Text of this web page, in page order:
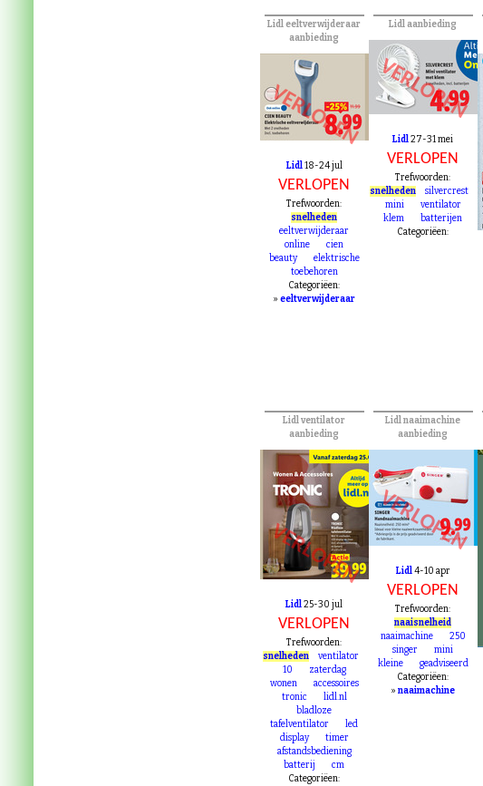
Lidl eeltverwijderaar
aanbieding
VERLOPEN
Lidl18-24 jul
VERLOPEN
Trefwoorden:
snelheden
eeltverwijderaar
online
cien
beauty
elektrische
toebehoren
Categoriëen:
»eeltverwijderaar
Lidl aanbieding
VERLOPEN
Lidl27-31 mei
VERLOPEN
Trefwoorden:
snelheden
silvercrest
mini
ventilator
klem
batterijen
Categoriëen:
Lidl ventilator
aanbieding
VERLOPEN
Lidl25-30 jul
VERLOPEN
Trefwoorden:
snelheden
ventilator
10
zaterdag
wonen
accessoires
tronic
lidl.nl
bladloze
tafelventilator
led
display
timer
afstandsbediening
batterij
cm
Categoriëen:
Lidl naaimachine
aanbieding
VERLOPEN
Lidl4-10 apr
VERLOPEN
Trefwoorden:
naaisnelheid
naaimachine
250
singer
mini
kleine
geadviseerd
Categoriëen:
»naaimachine